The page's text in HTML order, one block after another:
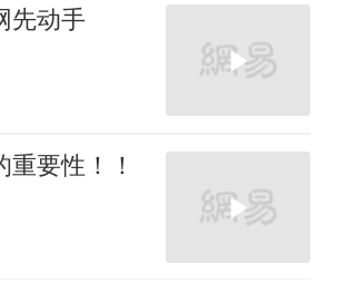
先动手
要性！！